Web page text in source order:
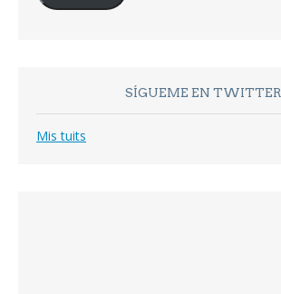
SÍGUEME EN TWITTER
Mis tuits